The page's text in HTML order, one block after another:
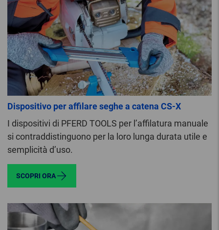
Dispositivo per affilare seghe a catena CS-X
I dispositivi di PFERD TOOLS per l’affilatura manuale
si contraddistinguono per la loro lunga durata utile e
semplicità d’uso.
SCOPRI ORA